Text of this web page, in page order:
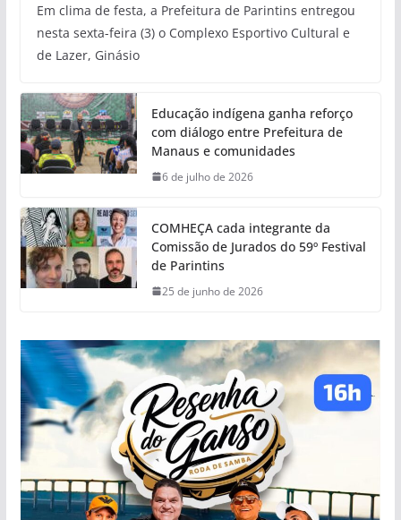
Em clima de festa, a Prefeitura de Parintins entregou
nesta sexta-feira (3) o Complexo Esportivo Cultural e
de Lazer, Ginásio
Educação indígena ganha reforço
com diálogo entre Prefeitura de
Manaus e comunidades
6 de julho de 2026
COMHEÇA cada integrante da
Comissão de Jurados do 59º Festival
de Parintins
25 de junho de 2026